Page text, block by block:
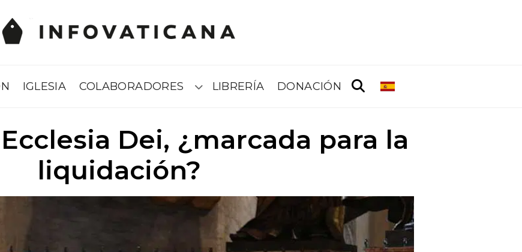
IGLESIA COLABORADORES Submenú
LIBRERÍA DONACIÓN
Dei, ¿marcada para la
liquidación?